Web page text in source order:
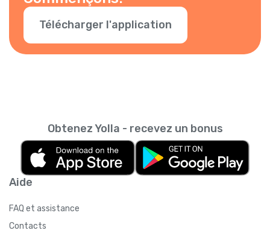
Télécharger l'application
Aide
FAQ et assistance
Contacts
Obtenez Yolla - recevez un bonus